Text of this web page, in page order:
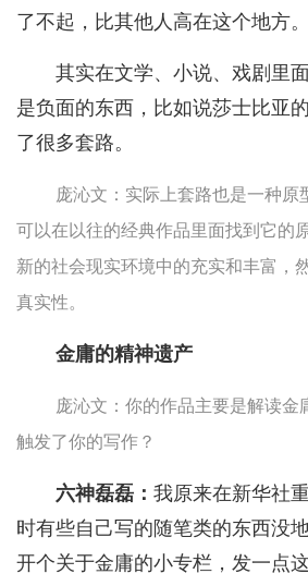
了不起，比其他人高在这个地方。
其实在文学、小说、戏剧里
是负面的东西，比如说莎士比亚
了很多套路。
庞沁文：实际上套路也是一种原
可以在以往的经典作品里面找到它的
新的社会现实环境中的充实和丰富，
真实性。
金庸的精神遗产
庞沁文：你的作品主要是解读金
触发了你的写作？
六神磊磊： 我原来在新华社
时有些自己写的随笔类的东西没
开个关于金庸的小专栏，发一点